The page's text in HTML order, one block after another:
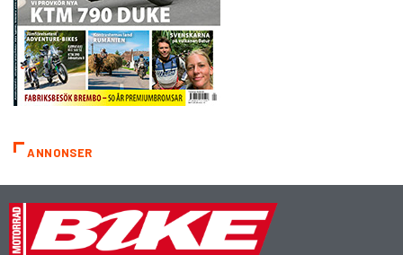
ANNONSER